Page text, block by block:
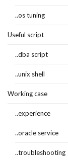
..os tuning
Useful script
..dba script
..unix shell
Working case
..experience
..oracle service
..troubleshooting